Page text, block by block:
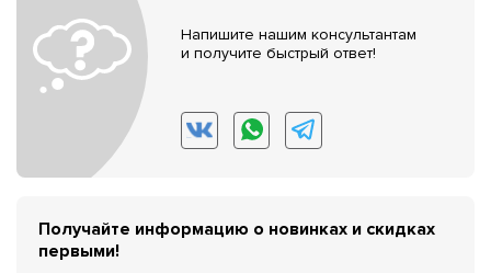
Напишите нашим консультантам
и получите быстрый ответ!
Получайте информацию о новинках и скидках
первыми!